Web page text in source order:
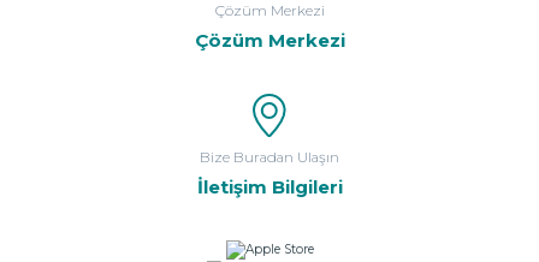
Çözüm Merkezi
Çözüm Merkezi
Bize Buradan Ulaşın
İletişim Bilgileri